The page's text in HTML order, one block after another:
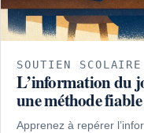
SOUTIEN SCOLAIRE
L’information du
une méthode fiable
Apprenez à repérer